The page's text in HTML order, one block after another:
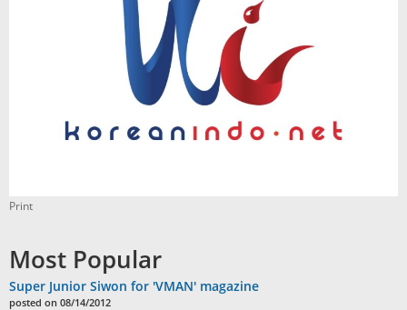
Print
Most Popular
Super Junior Siwon for 'VMAN' magazine
posted on 08/14/2012